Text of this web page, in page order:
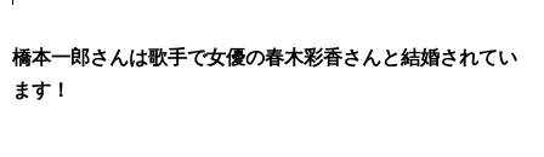
橋本一郎さんは歌手で女優の春木彩香さんと結婚されてい
ます！